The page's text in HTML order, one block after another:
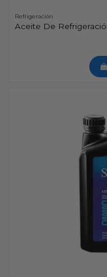
Refrigeración
Aceite De